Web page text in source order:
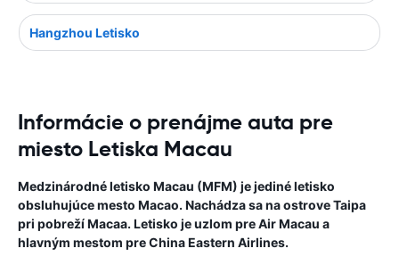
Hangzhou Letisko
Informácie o prenájme auta pre
miesto Letiska Macau
Medzinárodné letisko Macau (MFM) je jediné letisko
obsluhujúce mesto Macao. Nachádza sa na ostrove Taipa
pri pobreží Macaa. Letisko je uzlom pre Air Macau a
hlavným mestom pre China Eastern Airlines.